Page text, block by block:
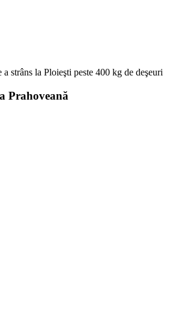
a strâns la Ploieşti peste 400 kg de deşeuri
Prahoveană